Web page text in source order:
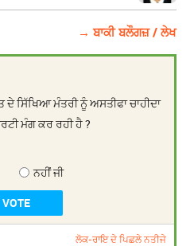
→ ਬਾਕੀ ਬਲੌਗਜ਼ / ਲੇਖ
ਦੇ ਸਿੱਖਿਆ ਮੰਤਰੀ ਨੂੰ ਅਸਤੀਫਾ ਚਾਹੀਦਾ
ਮੰਗ ਕਰ ਰਹੀ ਹੈ ?
ਨਹੀਂ ਜੀ
ਲੋਕ-ਰਾਇ ਦੇ ਪਿਛਲੇ ਨਤੀਜੇ